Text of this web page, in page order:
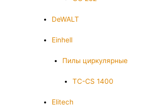
DeWALT
Einhell
Пилы циркулярные
TC-CS 1400
Elitech